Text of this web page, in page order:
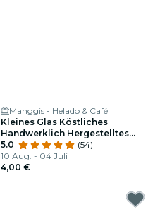
Manggis - Helado & Café
Kleines Glas Köstliches
Handwerklich Hergestelltes
Speiseeis in Manggis
5.0
(54)
10 Aug. - 04 Juli
4,00 €